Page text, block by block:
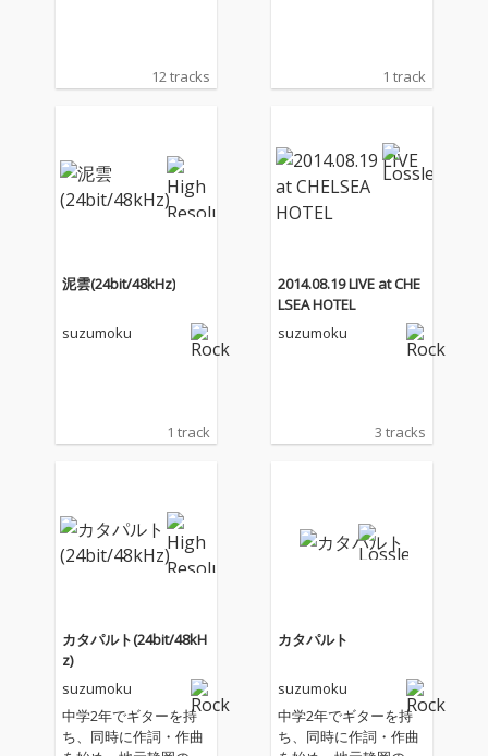
12 tracks 1 track
泥雲(24bit/48kHz)
suzumoku
1 track
2014.08.19 LIVE at CHE
LSEA HOTEL
suzumoku
3 tracks
カタパルト(24bit/48kH
z)
suzumoku
中学2年でギターを持
ち、同時に作詞・作曲
カタパルト
suzumoku
中学2年でギターを持
ち、同時に作詞・作曲